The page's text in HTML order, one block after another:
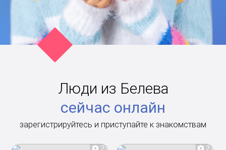
Люди из Белева
сейчас онлайн
зарегистрируйтесь и приступайте к знакомствам
2 2